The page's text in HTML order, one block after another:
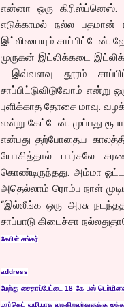
என்னா ஒரு
எடுக்காமல் நல்ல பதமான்
இட்லியையும் சாப்பிட்டேன்.
முருகன் இட்லிக்கடை
இவ்வளவு தூரம்
சாப்பிட்டுவிடுவோம்
புளிக்காத தோசை மாவு.
என்று கேட்டேன். முப்பது
என்பது தற்போதைய
யோசித்தால் பார்சலே
கொண்டிருந்தது. அம்மா
அதெல்லாம் ரொம்ப நாள்
“இல்லீங்க ஒரு அரசு
சாப்பாடு கிடைச்சா
கேபிள் சங்கர்
address
மேற்க ு சதாப்பேட்ட ை 18 க ே பஸ் டெர்மின
மார்கெட் வழயாகவருகிறவர்களுக்க ஐ